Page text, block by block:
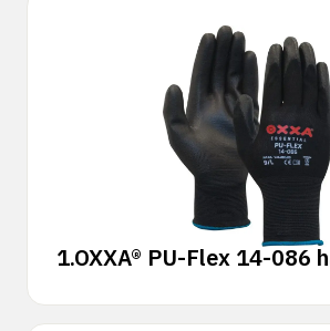
1.OXXA® PU-Flex 14-086